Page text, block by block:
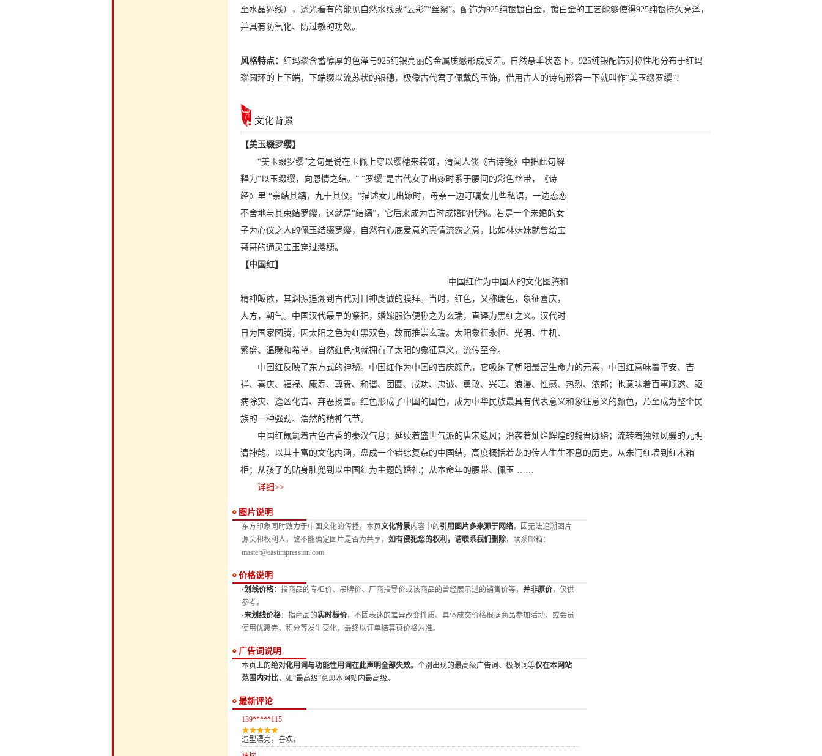
至水晶界线），透光看有的能见自然水线或“云彩”“丝絮”。配饰为925纯银镀白金，镀白金的工艺能够使得925纯银持久亮泽，
并具有防氧化、防过敏的功效。
风格特点： 红玛瑙含蓄醇厚的色泽与925纯银亮丽的金属质感形成反差。自然悬垂状态下，925纯银配饰对称性地分布于红玛
瑙圆环的上下端，下端缀以流苏状的银穗，极像古代君子佩戴的玉饰，借用古人的诗句形容一下就叫作“美玉缀罗缨”！
【美玉缀罗缨】
“美玉缀罗缨”之句是说在玉佩上穿以缨穗来装饰，清闻人倓《古诗笺》中把此句解
释为“以玉缀缨，向恩情之结。” “罗缨”是古代女子出嫁时系于腰间的彩色丝带，《诗
经》里 “亲结其缡，九十其仪。”描述女儿出嫁时，母亲一边叮嘱女儿些私语，一边恋恋
不舍地与其束结罗缨，这就是“结缡”，它后来成为古时成婚的代称。若是一个未婚的女
子为心仪之人的佩玉结缀罗缨，自然有心底爱意的真情流露之意，比如林妹妹就曾给宝
哥哥的通灵宝玉穿过缨穗。
【中国红】
中国红作为中国人的文化图腾和
精神皈依，其渊源追溯到古代对日神虔诚的膜拜。当时，红色，又称瑞色，象征喜庆，
大方，朝气。中国汉代最早的祭祀，婚嫁服饰便称之为玄瑞，直译为黑红之义。汉代时
日为国家图腾，因太阳之色为红黑双色，故而推崇玄瑞。太阳象征永恒、光明、生机、
繁盛、温暖和希望，自然红色也就拥有了太阳的象征意义，流传至今。
中国红反映了东方式的神秘。中国红作为中国的吉庆颜色，它吸纳了朝阳最富生命力的元素，中国红意味着平安、吉
祥、喜庆、福禄、康寿、尊贵、和谐、团圆、成功、忠诚、勇敢、兴旺、浪漫、性感、热烈、浓郁；也意味着百事顺遂、驱
病除灾、逢凶化吉、弃恶扬善。红色形成了中国的国色，成为中华民族最具有代表意义和象征意义的颜色，乃至成为整个民
族的一种强劲、浩然的精神气节。
中国红氤氲着古色古香的秦汉气息；延续着盛世气派的唐宋遗风；沿袭着灿烂辉煌的魏晋脉络；流转着独领风骚的元明
清神韵。以其丰富的文化内涵，盘成一个错综复杂的中国结，高度概括着龙的传人生生不息的历史。从朱门红墙到红木箱
柜；从孩子的贴身肚兜到以中国红为主题的婚礼；从本命年的腰带、佩玉 ……
详细>>
图片说明
东方印象同时致力于中国文化的传播，本页文化背景内容中的引用图片多来源于网络，因无法追溯图片
源头和权利人，故不能确定图片是否为共享， 如有侵犯您的权利，请联系我们删除，联系邮箱：
master@eastimpression.com
价格说明
·划线价格： 指商品的专柜价、吊牌价、厂商指导价或该商品的曾经展示过的销售价等， 并非原价，仅供
参考。
·未划线价格：指商品的实时标价，不因表述的差异改变性质。具体成交价格根据商品参加活动，或会员
使用优惠券、积分等发生变化，最终以订单结算页价格为准。
广告词说明
本页上的绝对化用词与功能性用词在此声明全部失效。个别出现的最高级广告词、极限词等仅在本网站
范围内对比，如“最高级”意思本网站内最高级。
最新评论
139*****115
造型漂亮，喜欢。